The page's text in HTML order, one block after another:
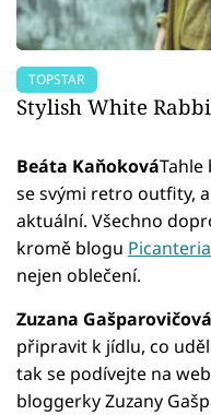
TOPSTAR
Stylish White
Beáta Kaňoková
se svými retro outfity,
aktuální. Všechno
kromě blogu Picanteria
nejen oblečení.
Zuzana Gašparovičová
připravit k jídlu, co
tak se podívejte na web
bloggerky Zuzany